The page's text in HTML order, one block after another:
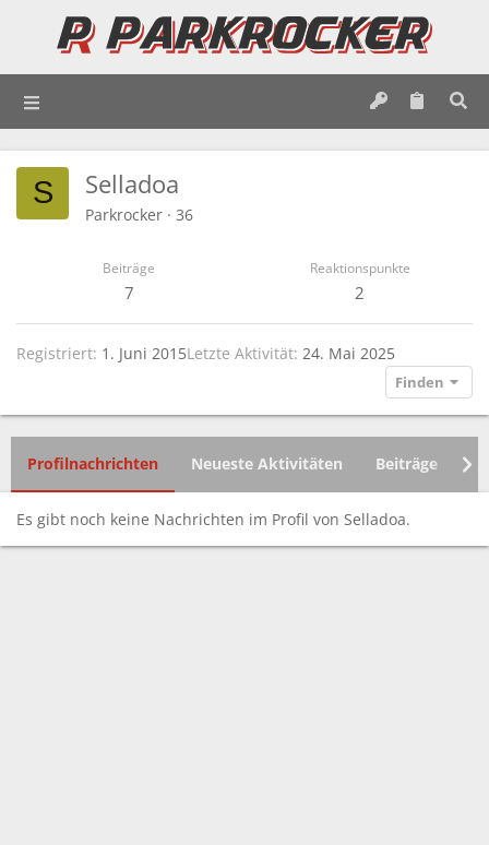
S Selladoa
Parkrocker · 36
Beiträge
7
Reaktionspunkte
2
Registriert 1. Juni 2015Letzte Aktivität 24. Mai 2025
Finden
Profilnachrichten Neueste Aktivitäten Beiträge
Es gibt noch keine Nachrichten im Profil von Selladoa.